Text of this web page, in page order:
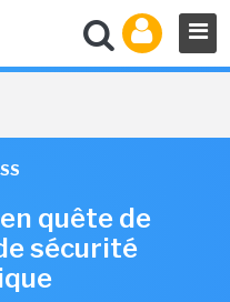
quête de
sécurité